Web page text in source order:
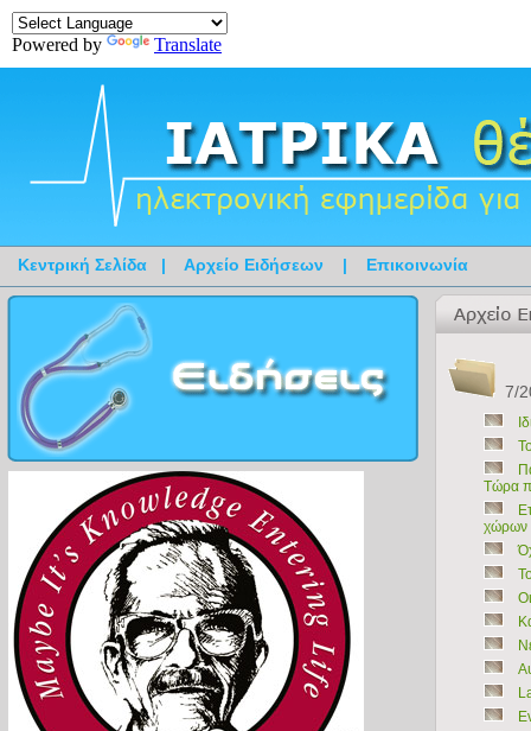
Powered by Translate
Κεντρική Σελίδα | Αρχείο Ειδήσεων | Επικοινωνία
7/
Τώρα
χώρων